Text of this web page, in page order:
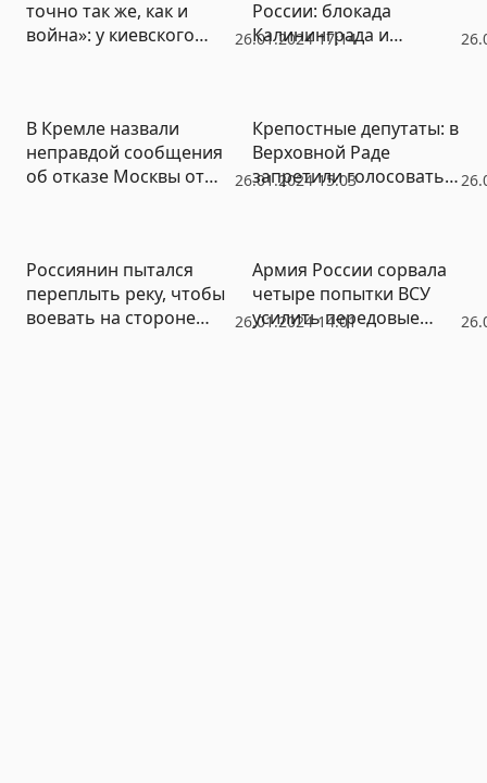
военнопленными
26.01.2024 17:14
точно так же, как и
война»: у киевского
России: блокада
Калининграда и
26.01.2024 15:03
В Кремле назвали
неправдой сообщения
об отказе Москвы от
Крепостные депутаты: в
Верховной Раде
запретили голосовать
26.01.2024 14:01
Россиянин пытался
переплыть реку, чтобы
воевать на стороне
Армия России сорвала
четыре попытки ВСУ
усилить передовые